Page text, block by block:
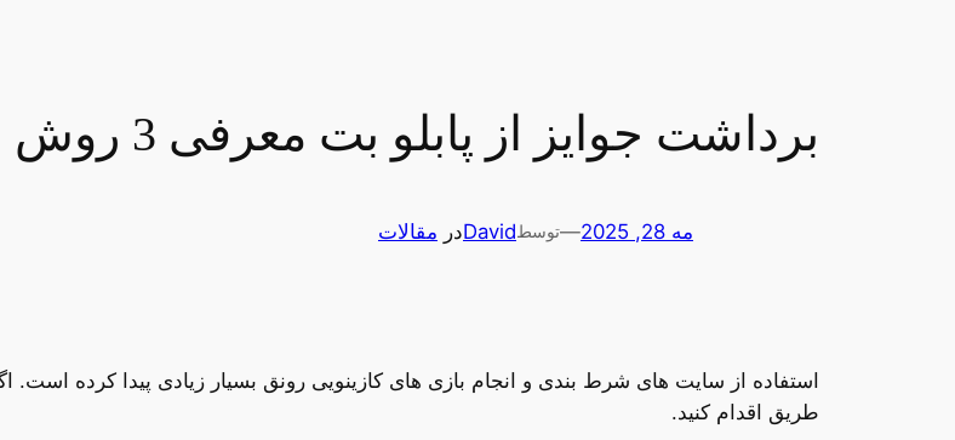
برداشت جوایز از پابلو بت معرفی 3 روش از سریع ترین راه ها
مه 28, 2025 —توسطDavidدر مقالات
استفاده از سایت های شرط بندی و انجام بازی های کازینویی رونق بسیار زیادی پیدا کرده است.
طریق اقدام کنید.